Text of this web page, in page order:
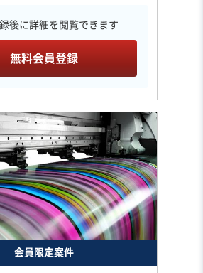
後に詳細を閲覧できます
無料会員登録
会員限定案件